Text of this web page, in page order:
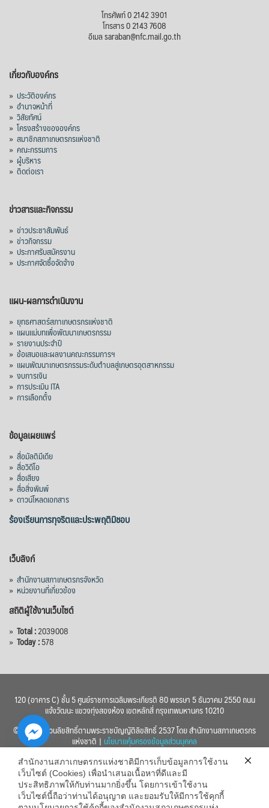
โทรศัพท์ 0 2142 3901
โทรสาร 0 2143 7608
อีเมล saraban@nfc.mail.go.th
เกี่ยวกับองค์กร
» ประวัติองค์กร
» อำนาจหน้าที่
» วิสัยทัศน์
» โครงสร้างขององค์กร
» สมาชิกสภาเกษตรกรแห่งชาติ
» คณะกรรมการ
» ผู้บริหาร
» ติดต่อเรา
ข่าวสารและกิจกรรม
» ข่าวประชาสัมพันธ์
» ข่าวกิจกรรม
» ประกาศรับสมัครงาน
» ประกาศจัดซื้อจัดจ้าง
แผน-ผลการดำเนินงาน
» ยุทธศาสตร์สภาเกษตรกรแห่งชาติ
» แผนแม่บทเพื่อพัฒนาเกษตรกรรม
» รายงานประจำปี
» ข้อเสนอและผลงานคณะกรรมการฯ
» แผนพัฒนาเกษตรกรรมระดับตำบลสู่เกษตรอุตสาหกรรม
» งบการเงิน
» การประเมิน ITA
» การเลือกตั้ง
ข้อมูลเผยแพร่
» สื่อมัลติมีเดีย
» สื่อวิดีโอ
» สื่อเสียง
» สื่อสิ่งพิมพ์
» ดาวน์โหลดเอกสาร
ร้องเรียนการทุจริตและประพฤติมิชอบ
เว็บลิงก์
» สำนักงานสภาเกษตรกรจังหวัด
» หน่วยงานที่เกี่ยวข้อง
สถิติผู้ใช้งานเว็บไซต์
» Total :2039008
» Today :578
120 (อาคาร C) ชั้น 5 ศูนย์ราชการเฉลิมพระเกียรติ 80 พรรษา 5 ธันวาคม 2550 ถนน
แจ้งวัฒนะ แขวงทุ่งสองห้อง เขตหลักสี่ กรุงเทพมหานคร 10210
© 2560 สงวนลิขสิทธิ์ตามพระราชบัญญัติลิขสิทธิ์ 2537 โดย สำนักงานสภาเกษตรกร
แห่งชาติ | นโยบายคุ้มครองข้อมูลส่วนบุคคล
สำนักงานสภาเกษตรกรแห่งชาติมีการเก็บข้อมูลการใช้งาน
เว็บไซต์ (Cookies) เพื่อนำเสนอเนื้อหาที่ดีและมี
ประสิทธิภาพให้กับท่านมากยิ่งขึ้น โดยการเข้าใช้งาน
เว็บไซต์นี้ถือว่าท่านได้อนุญาต และยอมรับให้มีการใช้คุกกี้